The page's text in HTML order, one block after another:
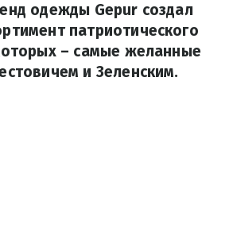
одежды Gepur создал
патриотического
– самые желанные
и Зеленским.